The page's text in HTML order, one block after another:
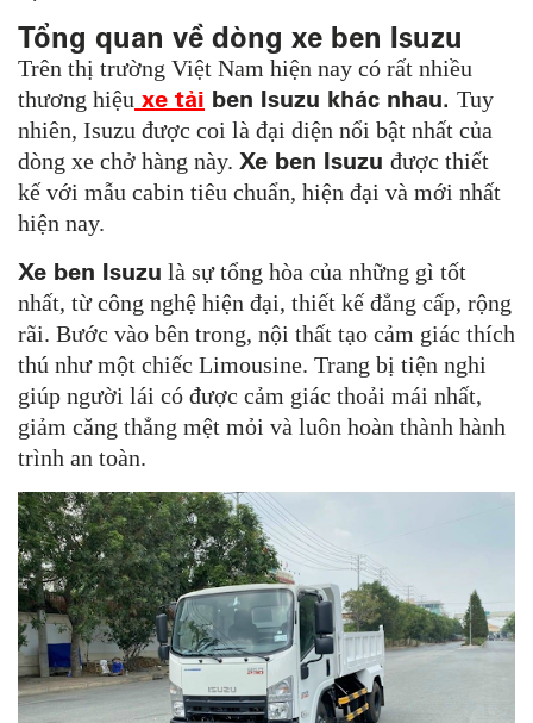
Tổng quan về dòng xe ben Isuzu
Trên thị trường Việt Nam hiện nay có rất nhiều
thương hiệu xe tải ben Isuzu khác nhau. Tuy
nhiên, Isuzu được coi là đại diện nổi bật nhất của
dòng xe chở hàng này. Xe ben Isuzu được thiết
kế với mẫu cabin tiêu chuẩn, hiện đại và mới nhất
hiện nay.
Xe ben Isuzu là sự tổng hòa của những gì tốt
nhất, từ công nghệ hiện đại, thiết kế đẳng cấp, rộng
rãi. Bước vào bên trong, nội thất tạo cảm giác thích
thú như một chiếc Limousine. Trang bị tiện nghi
giúp người lái có được cảm giác thoải mái nhất,
giảm căng thẳng mệt mỏi và luôn hoàn thành hành
trình an toàn.